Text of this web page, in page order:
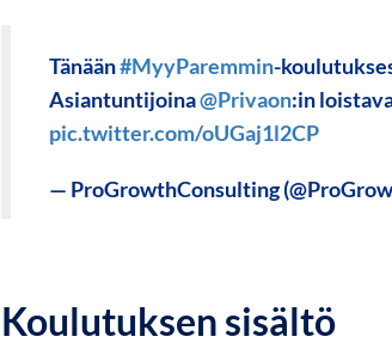
Tänään#MyyParemmin-
Asiantuntijoina@Privaon:in
pic.twitter.com/oUGaj1l2CP
— ProGrowthConsulting
Koulutuksen sisältö